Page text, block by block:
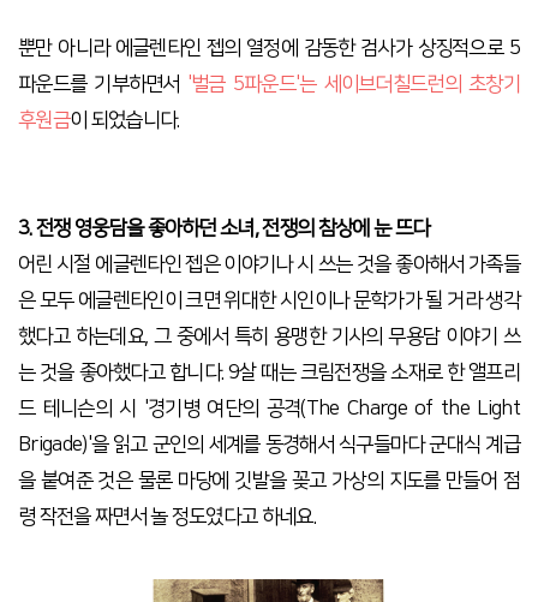
뿐만 아니라 에글렌타인 젭의 열정에 감동한 검사가 상징적으로 5
파운드를 기부하면서 '벌금 5파운드'는 세이브더칠드런의 초창기
후원금이 되었습니다.
3. 전쟁 영웅담을 좋아하던 소녀, 전쟁의 참상에 눈 뜨다
어린 시절 에글렌타인 젭은 이야기나 시 쓰는 것을 좋아해서 가족들
은 모두 에글렌타인이 크면 위대한 시인이나 문학가가 될 거라 생각
했다고 하는데요, 그 중에서 특히 용맹한 기사의 무용담 이야기 쓰
는 것을 좋아했다고 합니다. 9살 때는 크림전쟁을 소재로 한 앨프리
드 테니슨의 시 '경기병 여단의 공격(The Charge of the Light
Brigade)'을 읽고 군인의 세계를 동경해서 식구들마다 군대식 계급
을 붙여준 것은 물론 마당에 깃발을 꽂고 가상의 지도를 만들어 점
령 작전을 짜면서 놀 정도였다고 하네요.